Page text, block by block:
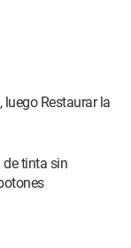
luego Restaurar la
de tinta sin